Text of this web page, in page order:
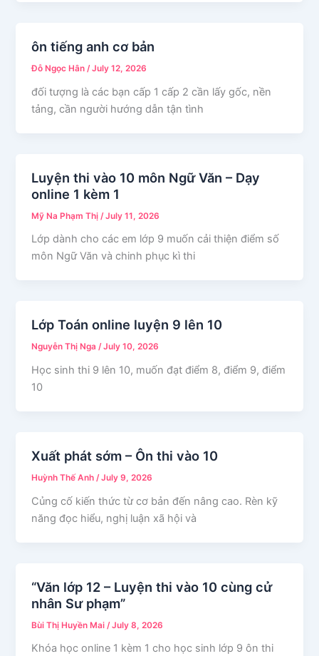
ôn tiếng anh cơ bản
Đỗ Ngọc Hân /July 12, 2026
đối tượng là các bạn cấp 1 cấp 2 cần lấy gốc, nền
tảng, cần người hướng dẫn tận tình
Luyện thi vào 10 môn Ngữ Văn – Dạy
online 1 kèm 1
Mỹ Na Phạm Thị /July 11, 2026
Lớp dành cho các em lớp 9 muốn cải thiện điểm số
môn Ngữ Văn và chinh phục kì thi
Lớp Toán online luyện 9 lên 10
Nguyễn Thị Nga/July 10, 2026
Học sinh thi 9 lên 10, muốn đạt điểm 8, điểm 9, điểm
10
Xuất phát sớm – Ôn thi vào 10
Huỳnh Thế Anh/July 9, 2026
Củng cố kiến thức từ cơ bản đến nâng cao. Rèn kỹ
năng đọc hiểu, nghị luận xã hội và
“Văn lớp 12 – Luyện thi vào 10 cùng cử
nhân Sư phạm”
Bùi Thị Huyền Mai /July 8, 2026
Khóa học online 1 kèm 1 cho học sinh lớp 9 ôn thi